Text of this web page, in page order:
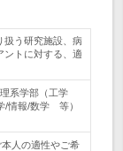
扱う研究施設、病
ントに対する、適
系学部（工学
/情報/数学 等）
人の適性やご希